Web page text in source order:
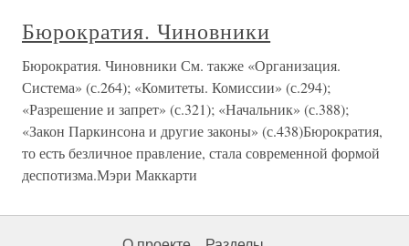
Бюрократия. Чиновники
Бюрократия. Чиновники См. также «Организация.
Система» (с.264); «Комитеты. Комиссии» (с.294);
«Разрешение и запрет» (с.321); «Начальник» (с.388);
«Закон Паркинсона и другие законы» (с.438)Бюрократия,
то есть безличное правление, стала современной формой
деспотизма.Мэри Маккарти